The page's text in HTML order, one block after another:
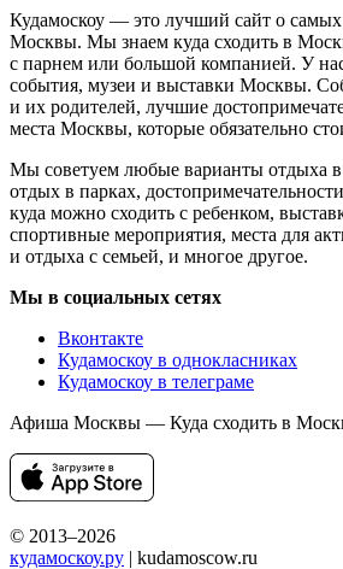
Кудамоскоу — это лучший сайт о
Москвы. Мы знаем куда сходить в
с парнем или большой компанией. У
события, музеи и выставки Москвы.
и их родителей, лучшие
места Москвы, которые обязательно
Мы советуем любые варианты отдыха
отдых в парках,
куда можно сходить с ребенком,
спортивные мероприятия, места для
и отдыха с семьей, и многое другое.
Мы в социальных сетях
Вконтакте
Кудамоскоу в однокласниках
Кудамоскоу в телеграме
Афиша Москвы — Куда сходить в
© 2013–2026
кудамоскоу.ру | kudamoscow.ru